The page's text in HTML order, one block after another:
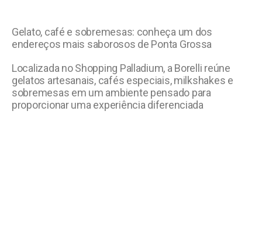
Gelato, café e sobremesas: conheça um dos
endereços mais saborosos de Ponta Grossa
Localizada no Shopping Palladium, a Borelli reúne
gelatos artesanais, cafés especiais, milkshakes e
sobremesas em um ambiente pensado para
proporcionar uma experiência diferenciada